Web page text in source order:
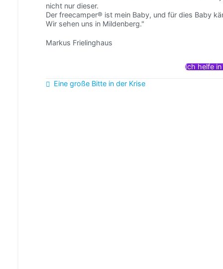
nicht nur dieser.
Der freecamper® ist mein Baby, und für dies Baby
Wir sehen uns in Mildenberg."
Markus Frielinghaus
Ich helfe
Beitragsnavigation
Eine große Bitte in der Krise